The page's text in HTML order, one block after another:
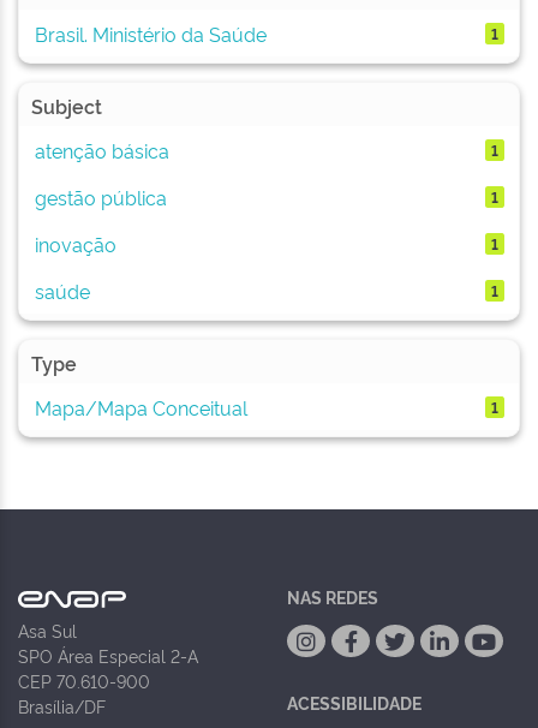
Brasil. Ministério da Saúde
1
Subject
atenção básica
1
gestão pública 1
inovação 1
saúde 1
Type
Mapa/Mapa Conceitual
1
Asa Sul
SPO Área Especial 2-A
CEP 70.610-900
Brasília/DF
NAS REDES
ACESSIBILIDADE